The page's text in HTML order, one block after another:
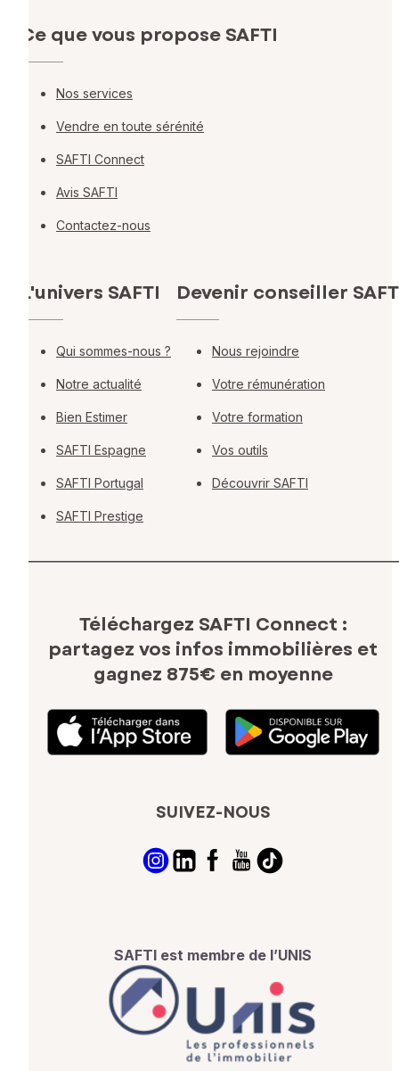
Ce que vous propose SAFTI
Nos services
Vendre en toute sérénité
SAFTI Connect
Avis SAFTI
Contactez-nous
L'univers SAFTI
Qui sommes-nous ?
Notre actualité
Bien Estimer
SAFTI Espagne
SAFTI Portugal
SAFTI Prestige
Devenir conseiller
Nous rejoindre
Votre rémunération
Votre formation
Vos outils
Découvrir SAFTI
Téléchargez SAFTI Connect :
partagez vos infos immobilières et
gagnez 875€ en moyenne
SUIVEZ-NOUS
SAFTI est membre de l’UNIS